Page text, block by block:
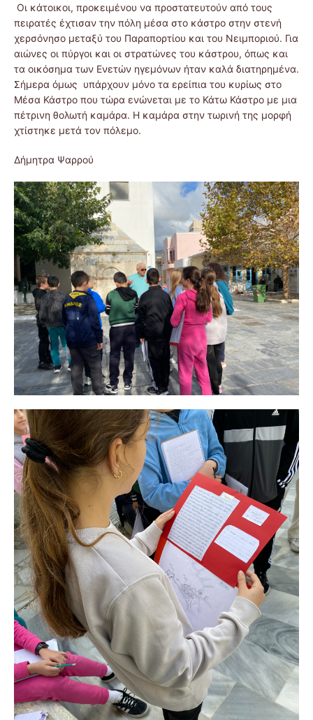
Οι κάτοικοι, προκειμένου να προστατευτούν από τους
πειρατές έχτισαν την πόλη μέσα στο κάστρο στην στενή
χερσόνησο μεταξύ του Παραπορτίου και του Νειμποριού. Για
αιώνες οι πύργοι και οι στρατώνες του κάστρου, όπως και
τα οικόσημα των Ενετών ηγεμόνων ήταν καλά διατηρημένα.
Σήμερα όμως υπάρχουν μόνο τα ερείπια του κυρίως στο
Μέσα Κάστρο που τώρα ενώνεται με το Κάτω Κάστρο με μια
πέτρινη θολωτή καμάρα. Η καμάρα στην τωρινή της μορφή
χτίστηκε μετά τον πόλεμο.
Δήμητρα Ψαρρού